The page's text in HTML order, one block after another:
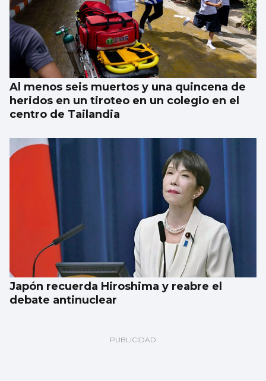
Al menos seis muertos y una quincena de
heridos en un tiroteo en un colegio en el
centro de Tailandia
Japón recuerda Hiroshima y reabre el
debate antinuclear